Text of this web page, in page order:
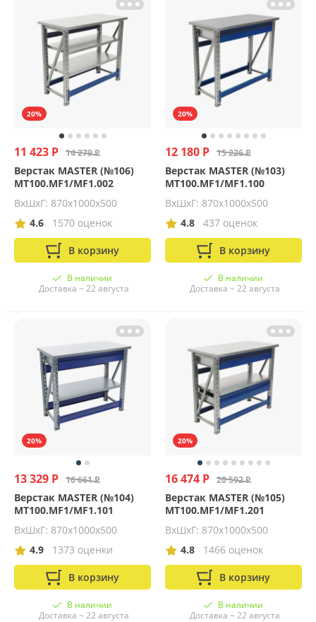
20%
11 423 Р 14 279 Р
Верстак MASTER (№106)
MT100.MF1/MF1.002
ВхШхГ: 870х1000х500
4.6
1570 оценок
В корзину
В наличии
Доставка ~ 22 августа
20%
12 180 Р 15 226 Р
Верстак MASTER (№103)
MT100.MF1/MF1.100
ВхШхГ: 870х1000х500
4.8
437 оценок
В корзину
В наличии
Доставка ~ 22 августа
20%
13 329 Р 16 661 Р
Верстак MASTER (№104)
MT100.MF1/MF1.101
ВхШхГ: 870х1000х500
4.9
1373 оценки
В корзину
В наличии
Доставка ~ 22 августа
20%
16 474 Р 20 592 Р
Верстак MASTER (№105)
MT100.MF1/MF1.201
ВхШхГ: 870х1000х500
4.8
1466 оценок
В корзину
В наличии
Доставка ~ 22 августа